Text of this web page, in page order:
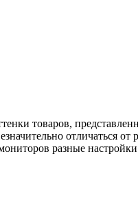
товаров,
отличаться от
разные